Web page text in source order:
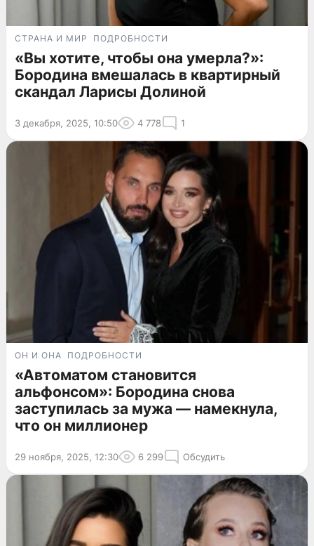
СТРАНА И МИР ПОДРОБНОСТИ
«Вы хотите, чтобы она умерла?»:
Бородина вмешалась в квартирный
скандал Ларисы Долиной
3 декабря, 2025, 10:50 4 778 1
ОН И ОНА ПОДРОБНОСТИ
«Автоматом становится
альфонсом»: Бородина снова
заступилась за мужа — намекнула,
что он миллионер
29 ноября, 2025, 12:30 6 299 Обсудить